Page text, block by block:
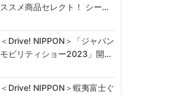
ススメ商品セレクト！ シー…
＜Drive! NIPPON＞「ジャパン
モビリティショー2023」開…
＜Drive! NIPPON＞蝦夷富士ぐ